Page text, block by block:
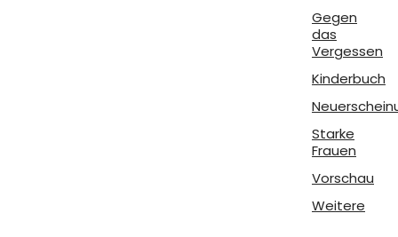
Gegen
das
Vergessen
Kinderbuch
Starke
Frauen
Vorschau
Weitere